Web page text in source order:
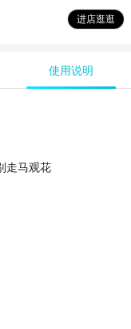
进店逛逛
使用说明
走马观花